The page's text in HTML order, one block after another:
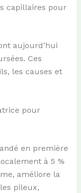
capillaires pour
aujourd’hui
Ces
les causes et
pour
en première
à 5 %
améliore la
pileux,